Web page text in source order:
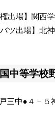
出場】関西
ツ出場】北
中等学校
三中●４－５